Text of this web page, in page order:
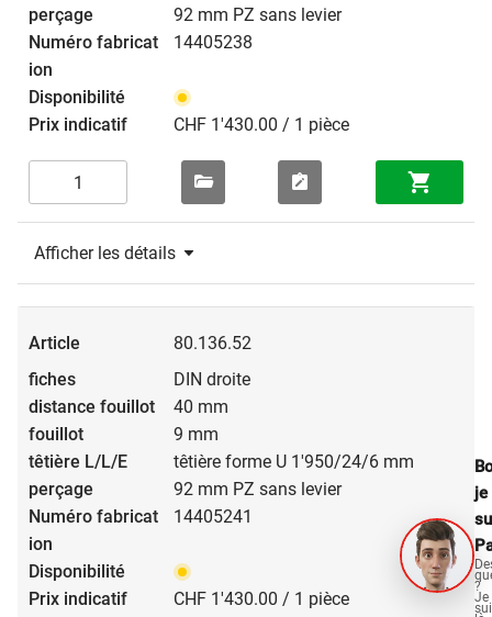
92 mm PZ sans levier
14405238
CHF 1'430.00 / 1 pièce
Afficher les détails
80.136.52
DIN droite
40 mm
9 mm
têtière forme U 1'950/24/6 mm
92 mm PZ sans levier
14405241
CHF 1'430.00 / 1 pièce
je
?
Je